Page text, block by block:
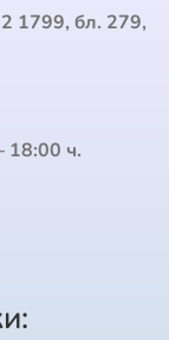
1799, бл. 279,
18:00 ч.